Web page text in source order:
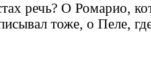
речь? О Ромарио,
тоже, о Пеле,